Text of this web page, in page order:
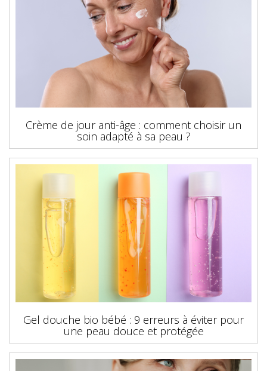
Crème de jour anti-âge : comment choisir un
soin adapté à sa peau ?
Gel douche bio bébé : 9 erreurs à éviter pour
une peau douce et protégée